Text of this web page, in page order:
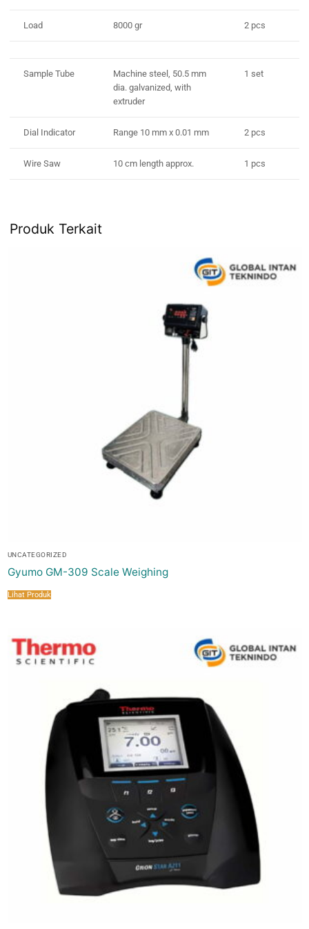
Load 8000 gr 2 pcs
Sample Tube
Machine steel, 50.5 mm
dia. galvanized, with
extruder
1 set
Dial Indicator Range 10 mm x 0.01 mm 2 pcs
Wire Saw 10 cm length approx. 1 pcs
Produk Terkait
UNCATEGORIZED
Gyumo GM-309 Scale Weighing
Lihat Produk